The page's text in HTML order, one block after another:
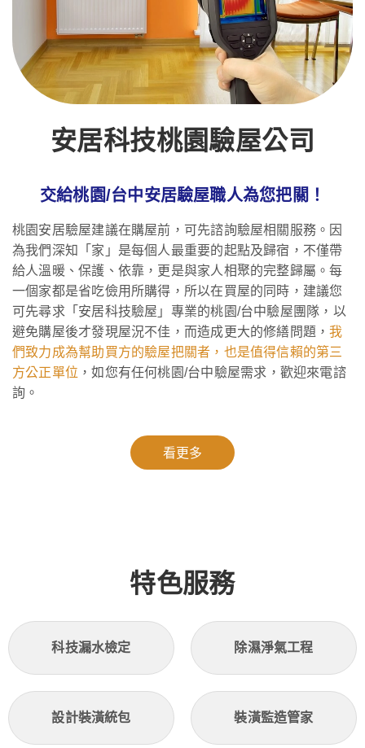
安居科技桃園驗屋公司
交給桃園/台中安居驗屋職人為您把關！
桃園安居驗屋建議在購屋前，可先諮詢驗屋相關服務。因
為我們深知「家」是每個人最重要的起點及歸宿，不僅帶
給人溫暖、保護、依靠，更是與家人相聚的完整歸屬。每
一個家都是省吃儉用所購得，所以在買屋的同時，建議您
可先尋求「安居科技驗屋」專業的桃園/台中驗屋團隊，以
避免購屋後才發現屋況不佳，而造成更大的修繕問題，我
們致力成為幫助買方的驗屋把關者，也是值得信賴的第三
方公正單位 ，如您有任何桃園/台中驗屋需求，歡迎來電諮
詢。
看更多
特色服務
科技漏水檢定 除濕淨氣工程
設計裝潢統包 裝潢監造管家